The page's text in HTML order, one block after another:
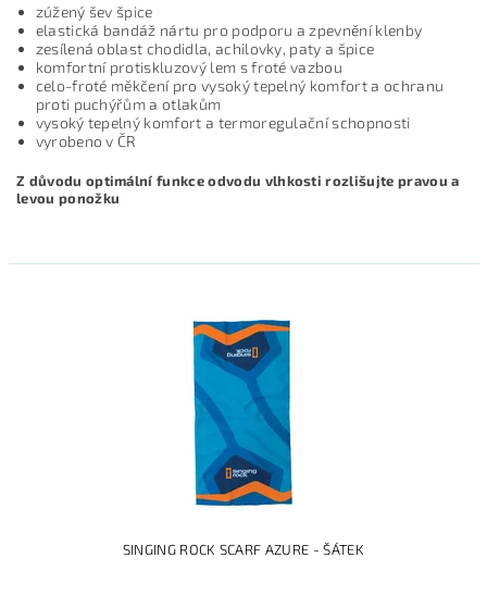
zúžený šev špice
elastická bandáž nártu pro podporu a zpevnění klenby
zesílená oblast chodidla, achilovky, paty a špice
komfortní protiskluzový lem s froté vazbou
celo-froté měkčení pro vysoký tepelný komfort a ochranu
proti puchýřům a otlakům
vysoký tepelný komfort a termoregulační schopnosti
vyrobeno v ČR
Z důvodu optimální funkce odvodu vlhkosti rozlišujte pravou a
levou ponožku
SINGING ROCK SCARF AZURE - ŠÁTEK